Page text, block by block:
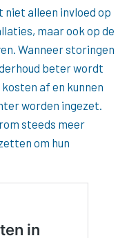
niet alleen invloed op
maar ook op de
Wanneer storingen
beter wordt
af en kunnen
worden ingezet.
steeds meer
om hun